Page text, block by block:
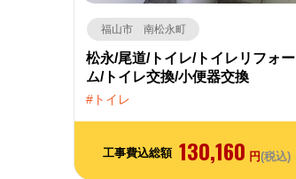
福山市 南松永町
松永/尾道/トイレ/トイレリフォー
ム/トイレ交換/小便器交換
トイレ
工事費込総額 130,160 円(税込)